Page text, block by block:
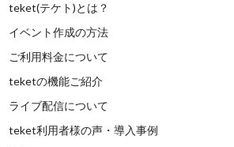
teket(テケト)とは？
イベント作成の方法
ご利用料金について
teketの機能ご紹介
ライブ配信について
teket利用者様の声・導入事例